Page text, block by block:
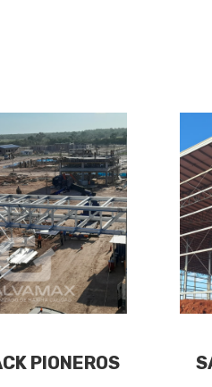
PIONEROS